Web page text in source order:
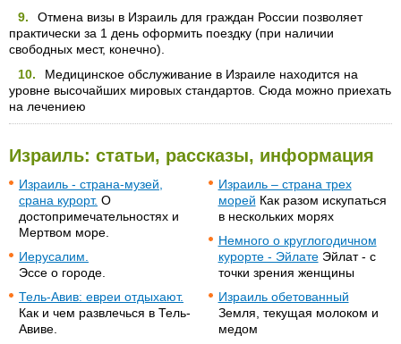
Отмена визы в Израиль для граждан России позволяет
практически за 1 день оформить поездку (при наличии
свободных мест, конечно).
Медицинское обслуживание в Израиле находится на
уровне высочайших мировых стандартов. Сюда можно приехать
на лечениею
Израиль: статьи, рассказы, информация
Израиль - страна-музей,
срана курорт. О
достопримечательностях и
Мертвом море.
Иерусалим.
Эссе о городе.
Тель-Авив: евреи отдыхают.
Как и чем развлечься в Тель-
Авиве.
Израиль – страна трех
морей Как разом искупаться
в нескольких морях
Немного о круглогодичном
курорте - ЭйлатеЭйлат - с
точки зрения женщины
Израиль обетованный
Земля, текущая молоком и
медом